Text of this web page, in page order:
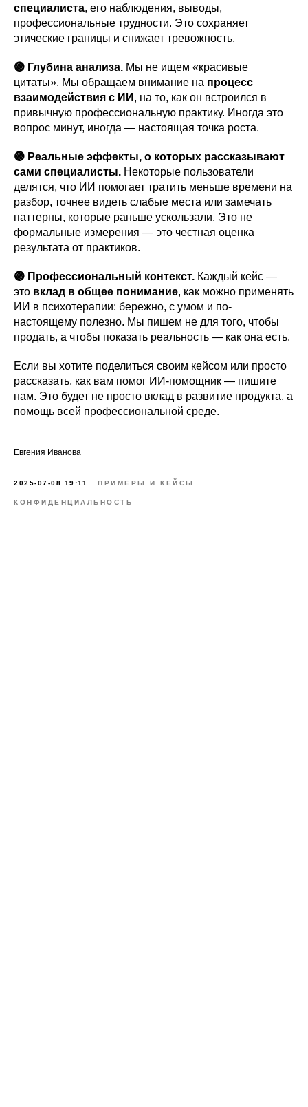
специалиста, его наблюдения, выводы,
профессиональные трудности. Это сохраняет
этические границы и снижает тревожность.
🟣 Глубина анализа. Мы не ищем «красивые
цитаты». Мы обращаем внимание на процесс
взаимодействия с ИИ , на то, как он встроился в
привычную профессиональную практику. Иногда это
вопрос минут, иногда — настоящая точка роста.
🟣 Реальные эффекты, о которых рассказывают
сами специалисты. Некоторые пользователи
делятся, что ИИ помогает тратить меньше времени на
разбор, точнее видеть слабые места или замечать
паттерны, которые раньше ускользали. Это не
формальные измерения — это честная оценка
результата от практиков.
🟣 Профессиональный контекст. Каждый кейс —
это вклад в общее понимание, как можно применять
ИИ в психотерапии: бережно, с умом и по-
настоящему полезно. Мы пишем не для того, чтобы
продать, а чтобы показать реальность — как она есть.
Если вы хотите поделиться своим кейсом или просто
рассказать, как вам помог ИИ-помощник — пишите
нам. Это будет не просто вклад в развитие продукта, а
помощь всей профессиональной среде.
Евгения Иванова
2025-07-08 19:11 ПРИМЕРЫ И КЕЙСЫ
КОНФИДЕНЦИАЛЬНОСТЬ